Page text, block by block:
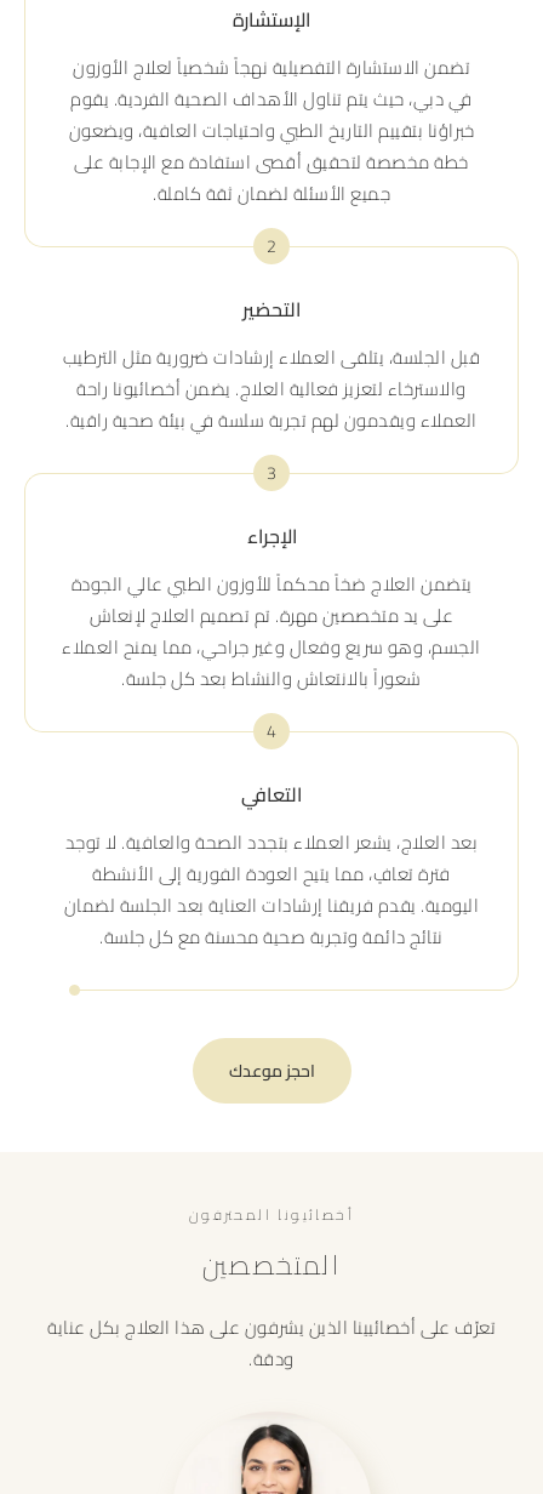
الإستشارة
تضمن الاستشارة التفصيلية نهجاً شخصياً لعلاج الأوزون
في دبي، حيث يتم تناول الأهداف الصحية الفردية. يقوم
خبراؤنا بتقييم التاريخ الطبي واحتياجات العافية، ويضعون
خطة مخصصة لتحقيق أقصى استفادة مع الإجابة على
جميع الأسئلة لضمان ثقة كاملة.
2
التحضير
قبل الجلسة، يتلقى العملاء إرشادات ضرورية مثل الترطيب
والاسترخاء لتعزيز فعالية العلاج. يضمن أخصائيونا راحة
العملاء ويقدمون لهم تجربة سلسة في بيئة صحية راقية.
4
التعافي
بعد العلاج، يشعر العملاء بتجدد الصحة والعافية. لا توجد
فترة تعافٍ، مما يتيح العودة الفورية إلى الأنشطة
اليومية. يقدم فريقنا إرشادات العناية بعد الجلسة لضمان
نتائج دائمة وتجربة صحية محسنة مع كل جلسة.
3
الإجراء
يتضمن العلاج ضخاً محكماً للأوزون الطبي عالي الجودة
على يد متخصصين مهرة. تم تصميم العلاج لإنعاش
الجسم، وهو سريع وفعال وغير جراحي، مما يمنح العملاء
شعوراً بالانتعاش والنشاط بعد كل جلسة.
احجز موعدك
أخصائيونا المحترفون
المتخصصين
تعرّف على أخصائيينا الذين يشرفون على هذا العلاج بكل عناية
ودقة.